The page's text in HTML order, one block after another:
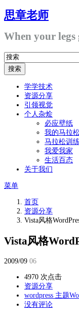
思章老师
When your
学学技术
资源分享
引领视觉
个人杂烩
必应壁纸
我的马拉
马拉松训练
我爱我家
生活百态
关于我们
菜单
首页
资源分享
Vista风格
Vista风格
2009/09 06
4970 次点击
资源分享
wordpress 主题
没有评论